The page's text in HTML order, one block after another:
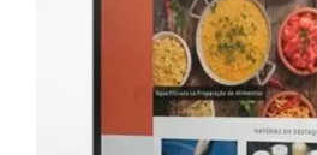
FALE COM UM CONSULTOR